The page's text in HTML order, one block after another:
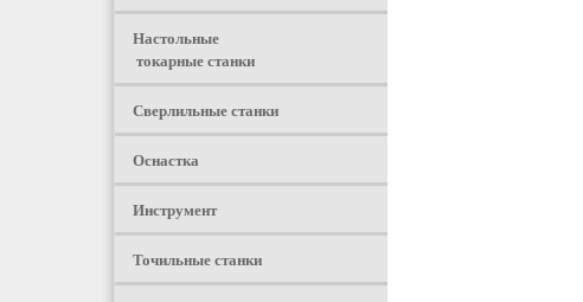
Настольные
токарные станки
Сверлильные станки
Оснастка
Инструмент
Точильные станки